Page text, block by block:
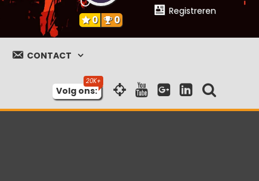
Registreren
0 0
CONTACT
Volg ons: